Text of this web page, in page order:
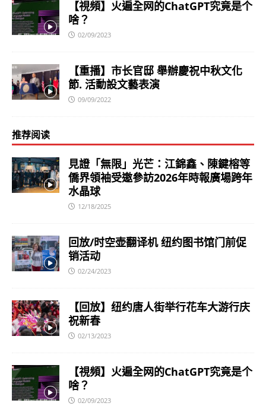
【視頻】火遍全网的ChatGPT究竟是个
啥？
02/09/2023
【重播】市长官邸 舉辦慶祝中秋文化
節. 活動設文藝表演
09/09/2022
推荐阅读
見證「無限」光芒：江錦鑫、陳鍵榕等
僑界領袖受邀參訪2026年時報廣場跨年
水晶球
12/18/2025
回放/时空壶翻译机 纽约图书馆门前促
销活动
02/24/2023
【回放】纽约唐人街举行花车大游行庆
祝新春
02/13/2023
【視頻】火遍全网的ChatGPT究竟是个
啥？
02/09/2023